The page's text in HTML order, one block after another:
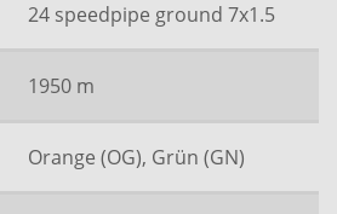
24 speedpipe ground 7x1.5
1950 m
Orange (OG), Grün (GN)